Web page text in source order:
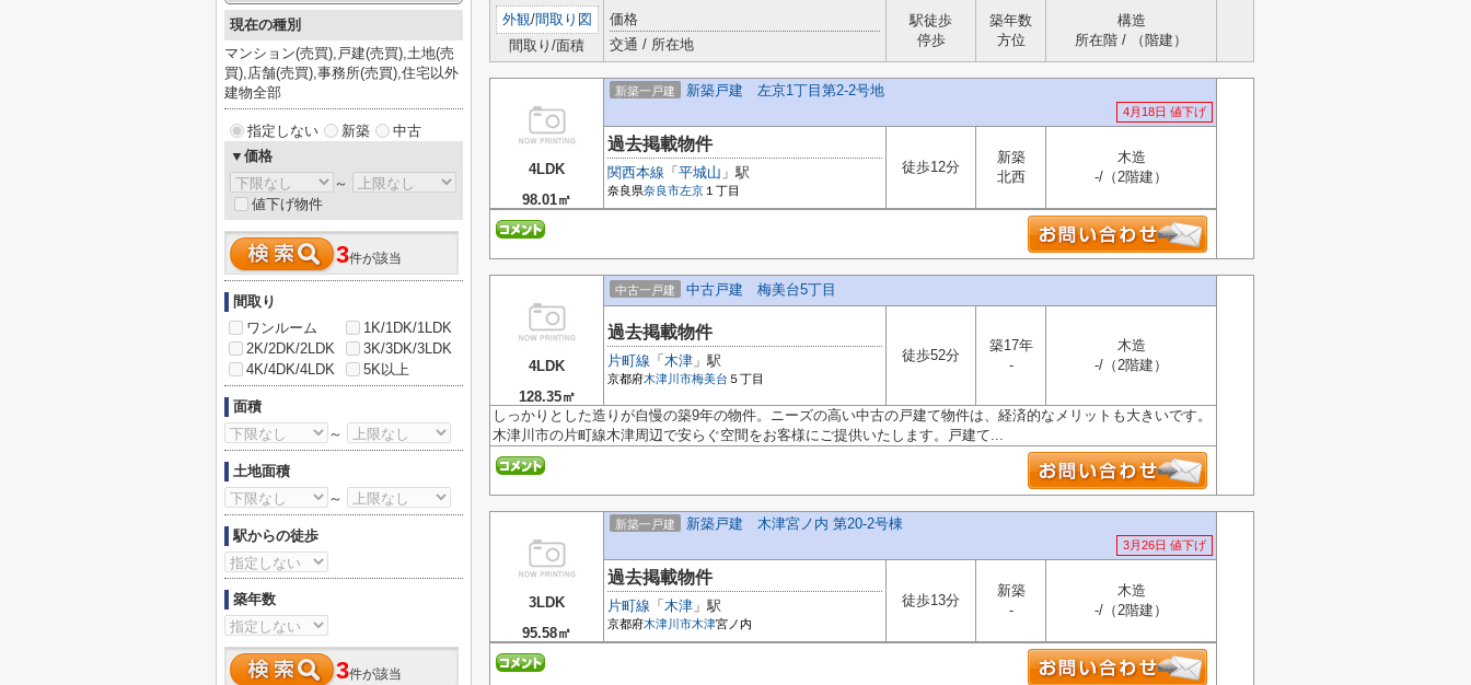
外観/間取り図
間取り/面積
価格
交通 / 所在地
駅徒歩
停歩
築年数
方位
構造
所在階 / （階建）
4LDK
98.01㎡
新築一戸建 新築戸建 左京1丁目第2-2号地
4月18日 値下げ
過去掲載物件
関西本線 「 平城山 」駅
奈良県奈良市左京 １丁目
徒歩12分
新築
北西
木造
-/（2階建）
4LDK
128.35㎡
中古一戸建 中古戸建 梅美台5丁目
過去掲載物件
片町線 「 木津 」駅
京都府木津川市梅美台 ５丁目
徒歩52分
築17年
-
木造
-/（2階建）
しっかりとした造りが自慢の築9年の物件。ニーズの高い中古の戸建て物件は、経済的なメリットも大きいです。
木津川市の片町線木津周辺で安らぐ空間をお客様にご提供いたします。戸建て...
3LDK
95.58㎡
新築一戸建 新築戸建 木津宮ノ内 第20-2号棟
3月26日 値下げ
過去掲載物件
片町線 「 木津 」駅
京都府木津川市木津宮ノ内
徒歩13分
新築
-
木造
-/（2階建）
現在の種別
マンション(売買),戸建(売買),土地(売
買),店舗(売買),事務所(売買),住宅以外
建物全部
指定しない 新築
中古
▼価格
～
値下げ物件
3件が該当
間取り
ワンルーム
1K/1DK/1LDK
2K/2DK/2LDK
3K/3DK/3LDK
4K/4DK/4LDK
5K以上
面積
～
土地面積
～
駅からの徒歩
築年数
3件が該当